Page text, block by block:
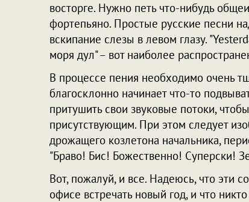
восторге. Нужно петь что-нибудь
фортепьяно. Простые русские песни
вскипание слезы в левом глазу.
моря дул" – вот наиболее
В процессе пения необходимо очень
благосклонно начинает что-то
притушить свои звуковые потоки,
присутствующим. При этом следует
дрожащего козлетона начальника,
"Браво! Бис! Божественно! Суперски!
Вот, пожалуй, и все. Надеюсь, что эти
офисе встречать новый год, и что